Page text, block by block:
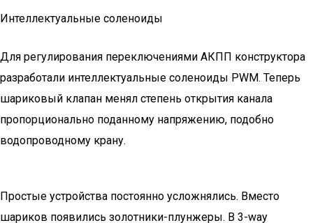
Интеллектуальные соленоиды
Для регулирования переключениями АКПП конструктора
разработали интеллектуальные соленоиды PWM. Теперь
шариковый клапан менял степень открытия канала
пропорционально поданному напряжению, подобно
водопроводному крану.
Простые устройства постоянно усложнялись. Вместо
шариков появились золотники-плунжеры. В 3-way